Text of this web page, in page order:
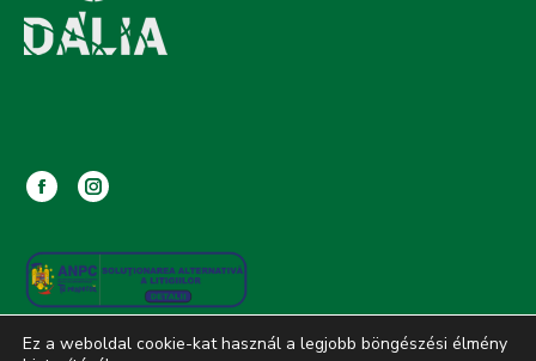
Facebook
opens
in
Instagram
opens
in
Ez a weboldal cookie-kat használ a legjobb böngészési élmény